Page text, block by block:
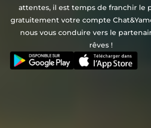
attentes, il est temps de franchir le
gratuitement votre compte
nous vous conduire vers le
rêves !